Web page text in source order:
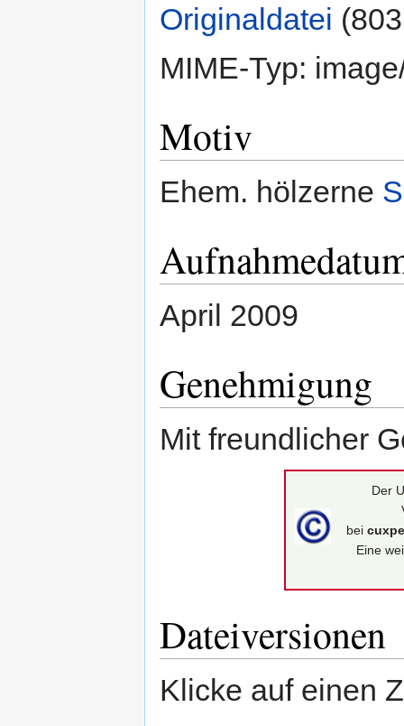
Originaldatei
MIME-Typ:
Motiv
Ehem. hölzerne
April 2009
Genehmigung
Mit freundlicher
Der
bei
Eine
Dateiversionen
Klicke auf einen